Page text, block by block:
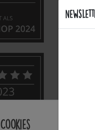
Cookies